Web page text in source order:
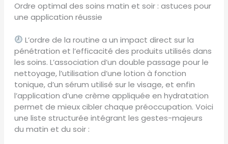
Ordre optimal des soins matin et soir : astuces pour
une application réussie
L’ordre de la routine a un impact direct sur la
pénétration et l’efficacité des produits utilisés dans
les soins. L’association d’un double passage pour le
nettoyage, l’utilisation d’une lotion à fonction
tonique, d’un sérum utilisé sur le visage, et enfin
l’application d’une crème appliquée en hydratation
permet de mieux cibler chaque préoccupation. Voici
une liste structurée intégrant les gestes-majeurs
du matin et du soir :